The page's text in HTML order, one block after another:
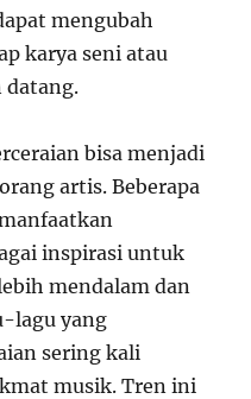
mengubah
karya seni atau
datang.
bisa menjadi
artis. Beberapa
inspirasi untuk
mendalam dan
lagu yang
sering kali
musik. Tren ini